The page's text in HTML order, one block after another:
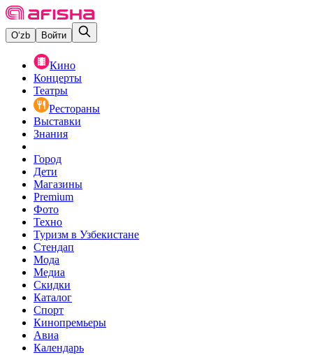
O‘zb Войти
Кино
Концерты
Театры
Рестораны
Выставки
Знания
Город
Дети
Магазины
Premium
Фото
Техно
Туризм в Узбекистане
Стендап
Мода
Медиа
Скидки
Каталог
Спорт
Кинопремьеры
Авиа
Календарь